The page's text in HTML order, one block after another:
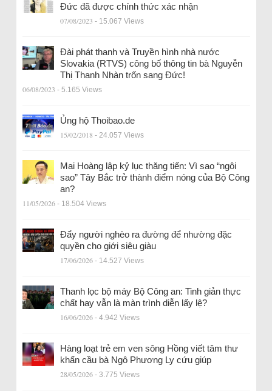
Đức đã được chính thức xác nhận
07/08/2023 - 15.067 Views
Đài phát thanh và Truyền hình nhà nước
Slovakia (RTVS) công bố thông tin bà Nguyễn
Thị Thanh Nhàn trốn sang Đức!
06/08/2023 - 5.165 Views
Ủng hộ Thoibao.de
15/02/2018 - 24.057 Views
Mai Hoàng lập kỷ lục thăng tiến: Vì sao “ngôi
sao” Tây Bắc trở thành điểm nóng của Bộ Công
an?
11/05/2026 - 18.504 Views
Đẩy người nghèo ra đường để nhường đặc
quyền cho giới siêu giàu
17/06/2026 - 14.527 Views
Thanh lọc bộ máy Bộ Công an: Tinh giản thực
chất hay vẫn là màn trình diễn lấy lệ?
16/06/2026 - 4.942 Views
Hàng loạt trẻ em ven sông Hồng viết tâm thư
khẩn cầu bà Ngô Phương Ly cứu giúp
28/05/2026 - 3.775 Views